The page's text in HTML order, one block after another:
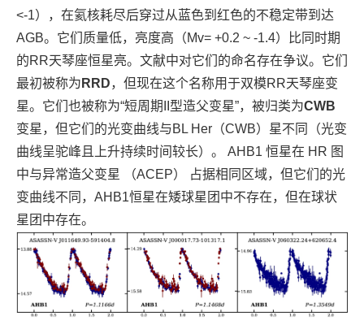
<-1），在氦核耗尽后穿过从蓝色到红色的不稳定带到达
AGB。它们质量低，亮度高（Mv= +0.2 ~ -1.4）比同时期
的RR天琴座恒星亮。文献中对它们的命名存在争议。它们
最初被称为 RRD，但现在这个名称用于双模RR天琴座变
星。它们也被称为“短周期II型造父变星”，被归类为CWB
变星，但它们的光变曲线与BL Her（CWB）星不同（光变
曲线呈驼峰且上升持续时间较长）。 AHB1 恒星在 HR 图
中与异常造父变星 （ACEP） 占据相同区域，但它们的光
变曲线不同，AHB1恒星在矮球星团中不存在，但在球状
星团中存在。